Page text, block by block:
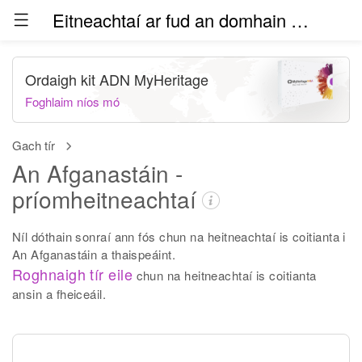
Eitneachtaí ar fud an domhain (béite)
Gach tír
An Afganastáin -
príomheitneachtaí
Níl dóthain sonraí ann fós chun na heitneachtaí is coitianta i
An Afganastáin a thaispeáint.
Roghnaigh tír eile chun na heitneachtaí is coitianta
ansin a fheiceáil.
Ordaigh kit ADN MyHeritage
Foghlaim níos mó